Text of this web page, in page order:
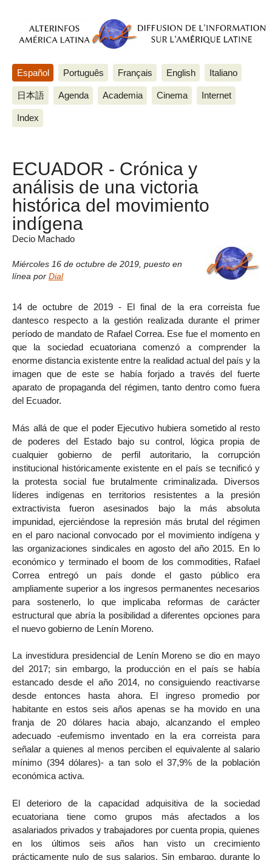
Español Português Français English Italiano
日本語 Agenda Academia Cinema Internet
Index
ECUADOR - Crónica y
análisis de una victoria
histórica del movimiento
indígena
Decio Machado
Miércoles 16 de octubre de 2019 puesto en
línea por Dial
14 de octubre de 2019 - El final de la era correista fue
dantesco respecto a la gestión realizada durante el primer
período de mandato de Rafael Correa. Ese fue el momento en
que la sociedad ecuatoriana comenzó a comprender la
enorme distancia existente entre la realidad actual del país y la
imagen que de este se había forjado a través del fuerte
aparato de propaganda del régimen, tanto dentro como fuera
del Ecuador.
Más allá de que el poder Ejecutivo hubiera sometido al resto
de poderes del Estado bajo su control, lógica propia de
cualquier gobierno de perfil autoritario, la corrupción
institucional históricamente existente en el país se tecnificó y
la protesta social fue brutalmente criminalizada. Diversos
líderes indígenas en territorios resistentes a la presión
extractivista fueron asesinados bajo la más absoluta
impunidad, ejerciéndose la represión más brutal del régimen
en el paro nacional convocado por el movimiento indígena y
las organizaciones sindicales en agosto del año 2015. En lo
económico y terminado el boom de los commodities, Rafael
Correa entregó un país donde el gasto público era
ampliamente superior a los ingresos permanentes necesarios
para sostenerlo, lo que implicaba reformas de carácter
estructural que abría la posibilidad a diferentes opciones para
el nuevo gobierno de Lenín Moreno.
La investidura presidencial de Lenín Moreno se dio en mayo
del 2017; sin embargo, la producción en el país se había
estancado desde el año 2014, no consiguiendo reactivarse
desde entonces hasta ahora. El ingreso promedio por
habitante en estos seis años apenas se ha movido en una
franja de 20 dólares hacia abajo, alcanzando el empleo
adecuado -eufemismo inventado en la era correista para
señalar a quienes al menos perciben el equivalente al salario
mínimo (394 dólares)- a tan solo el 37,9% de la población
económica activa.
El deterioro de la capacidad adquisitiva de la sociedad
ecuatoriana tiene como grupos más afectados a los
asalariados privados y trabajadores por cuenta propia, quienes
en los últimos seis años han visto un crecimiento
prácticamente nulo de sus salarios. Sin embargo, durante lo